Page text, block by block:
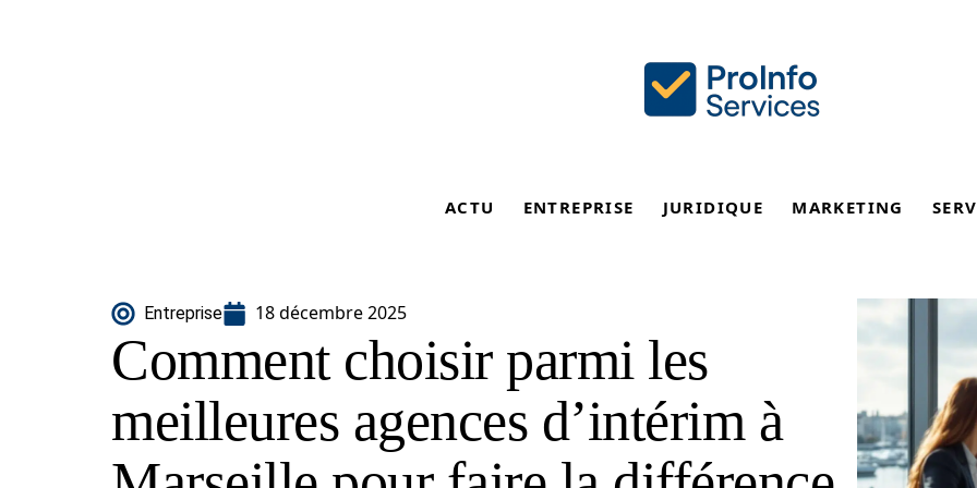
ACTU ENTREPRISE JURIDIQUE MARKETING
Entreprise 18 décembre 2025
Comment choisir parmi les
meilleures agences d’intérim à